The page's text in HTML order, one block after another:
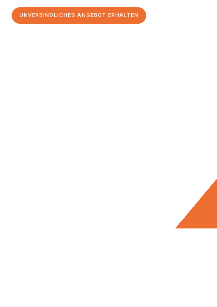
UNVERBINDLICHES ANGEBOT ERHALTEN